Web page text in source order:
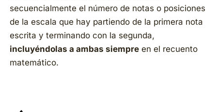
secuencialmente el número de notas o posiciones
de la escala que hay partiendo de la primera nota
escrita y terminando con la segunda,
incluyéndolas a ambas siempre en el recuento
matemático.